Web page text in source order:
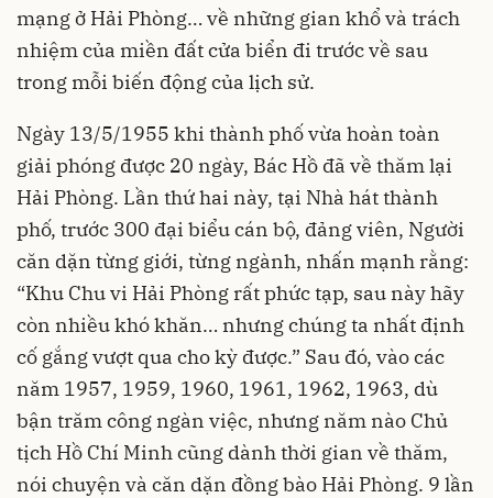
mạng ở Hải Phòng… về những gian khổ và trách
nhiệm của miền đất cửa biển đi trước về sau
trong mỗi biến động của lịch sử.
Ngày 13/5/1955 khi thành phố vừa hoàn toàn
giải phóng được 20 ngày, Bác Hồ đã về thăm lại
Hải Phòng. Lần thứ hai này, tại Nhà hát thành
phố, trước 300 đại biểu cán bộ, đảng viên, Người
căn dặn từng giới, từng ngành, nhấn mạnh rằng:
“Khu Chu vi Hải Phòng rất phức tạp, sau này hãy
còn nhiều khó khăn… nhưng chúng ta nhất định
cố gắng vượt qua cho kỳ được.” Sau đó, vào các
năm 1957, 1959, 1960, 1961, 1962, 1963, dù
bận trăm công ngàn việc, nhưng năm nào Chủ
tịch Hồ Chí Minh cũng dành thời gian về thăm,
nói chuyện và căn dặn đồng bào Hải Phòng. 9 lần